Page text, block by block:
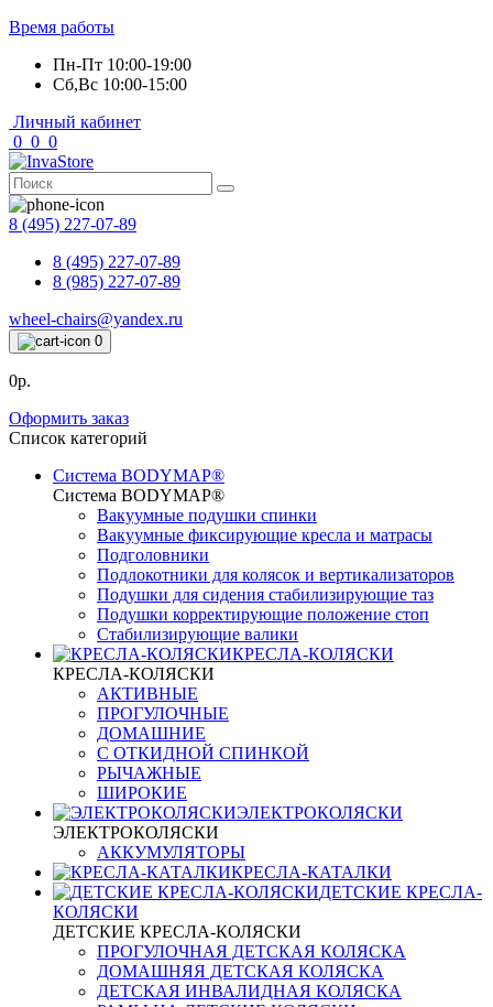
Время работы
Пн-Пт 10:00-19:00
Сб,Вс 10:00-15:00
Личный кабинет
0 0 0
8 (495) 227-07-89
8 (495) 227-07-89
8 (985) 227-07-89
wheel-chairs@yandex.ru
0
0р.
Оформить заказ
Список категорий
Система BODYMAP®
Система BODYMAP®
Вакуумные подушки спинки
Вакуумные фиксирующие кресла и матрасы
Подголовники
Подлокотники для колясок и вертикализаторов
Подушки для сидения стабилизирующие таз
Подушки корректирующие положение стоп
Стабилизирующие валики
КРЕСЛА-КОЛЯСКИ
КРЕСЛА-КОЛЯСКИ
АКТИВНЫЕ
ПРОГУЛОЧНЫЕ
ДОМАШНИЕ
С ОТКИДНОЙ СПИНКОЙ
РЫЧАЖНЫЕ
ШИРОКИЕ
ЭЛЕКТРОКОЛЯСКИ
ЭЛЕКТРОКОЛЯСКИ
АККУМУЛЯТОРЫ
КРЕСЛА-КАТАЛКИ
ДЕТСКИЕ КРЕСЛА-
КОЛЯСКИ
ДЕТСКИЕ КРЕСЛА-КОЛЯСКИ
ПРОГУЛОЧНАЯ ДЕТСКАЯ КОЛЯСКА
ДОМАШНЯЯ ДЕТСКАЯ КОЛЯСКА
ДЕТСКАЯ ИНВАЛИДНАЯ КОЛЯСКА